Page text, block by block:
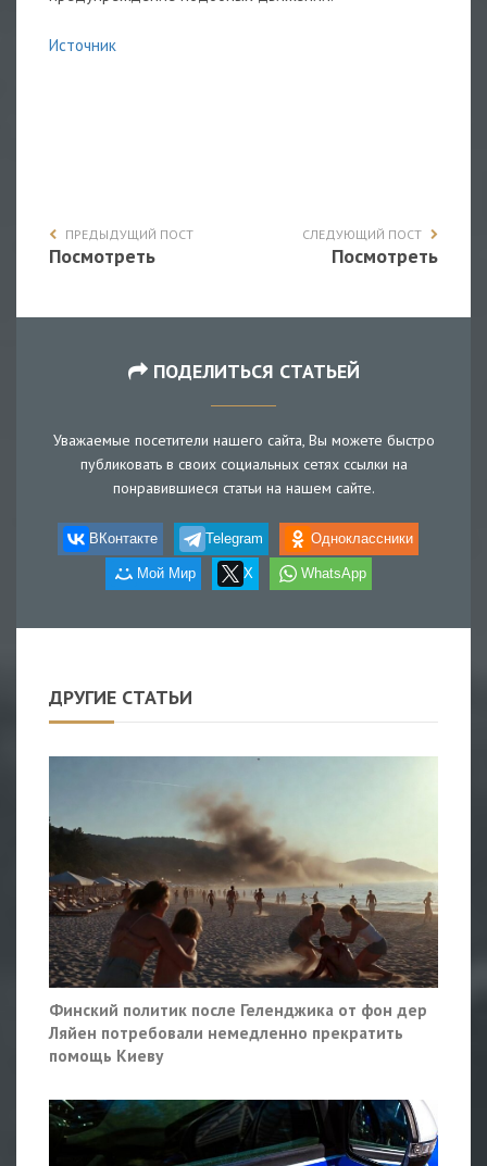
Источник
ПРЕДЫДУЩИЙ ПОСТ
Посмотреть
СЛЕДУЮЩИЙ ПОСТ
Посмотреть
ПОДЕЛИТЬСЯ СТАТЬЕЙ
Уважаемые посетители нашего сайта, Вы можете быстро
публиковать в своих социальных сетях ссылки на
понравившиеся статьи на нашем сайте.
ВКонтакте Telegram Одноклассники
Мой Мир X WhatsApp
ДРУГИЕ СТАТЬИ
Финский политик после Геленджика от фон дер
Ляйен потребовали немедленно прекратить
помощь Киеву